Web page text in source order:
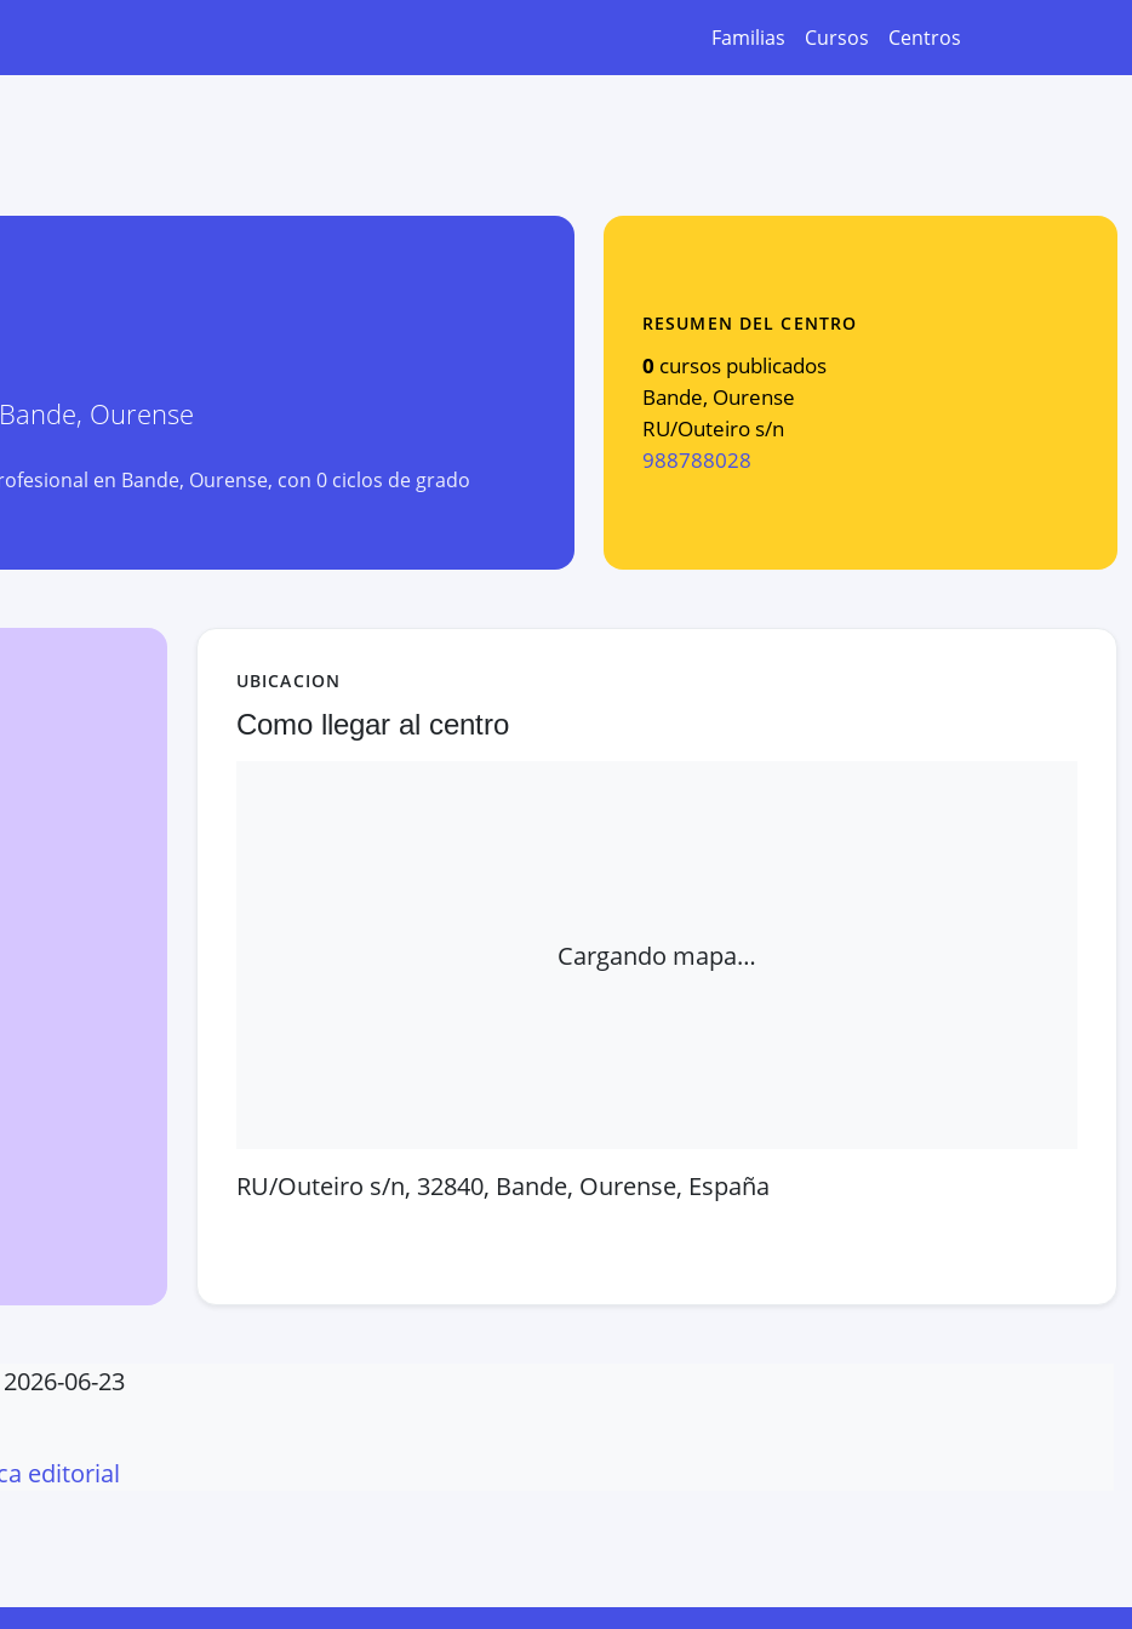
Familias Cursos Centros
Bande, Ourense
en Bande, Ourense, con 0 ciclos de grado
RESUMEN DEL CENTRO
0 cursos publicados
Bande, Ourense
RU/Outeiro s/n
988788028
UBICACION
Como llegar al centro
Cargando mapa…
RU/Outeiro s/n, 32840, Bande, Ourense, España
2026-06-23
editorial